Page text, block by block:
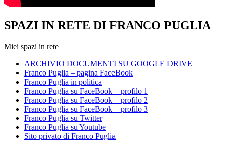
SPAZI IN RETE DI FRANCO PUGLIA
Miei spazi in rete
ARCHIVIO DOCUMENTI SU GOOGLE DRIVE
Franco Puglia – pagina FaceBook
Franco Puglia in politica
Franco Puglia su FaceBook – profilo 1
Franco Puglia su FaceBook – profilo 2
Franco Puglia su FaceBook – profilo 3
Franco Puglia su Twitter
Franco Puglia su Youtube
Sito privato di Franco Puglia